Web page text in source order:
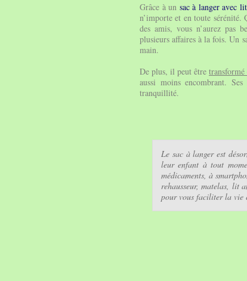
Grâce à un sac à langer avec
n’importe et en toute sérénité.
des amis, vous n’aurez pas
plusieurs affaires à la fois. Un
main.
De plus, il peut être
aussi moins encombrant.
tranquillité.
Le sac à langer est
leur enfant à tout
médicaments, à
rehausseur, matelas, lit
pour vous faciliter la vie